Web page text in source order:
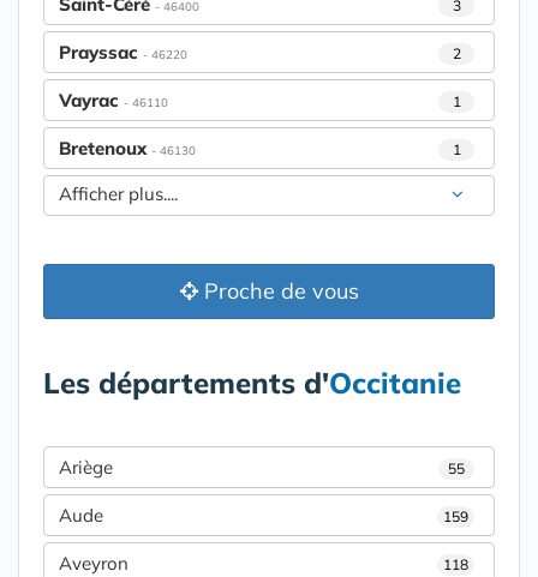
- 46400 3
Prayssac - 46220 2
Vayrac - 46110 1
Bretenoux - 46130 1
Afficher plus....
Proche de vous
Les départements d'Occitanie
Ariège 55
Aude 159
Aveyron 118